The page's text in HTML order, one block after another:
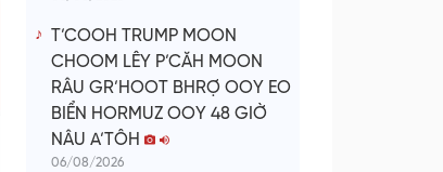
T’COOH TRUMP MOON
CHOOM LÊY P’CĂH MOON
RÂU GR’HOOT BHRỢ OOY EO
BIỂN HORMUZ OOY 48 GIỜ
NÂU A’TÔH
06/08/2026